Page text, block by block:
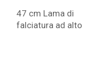
47 cm Lama di
falciatura ad alto